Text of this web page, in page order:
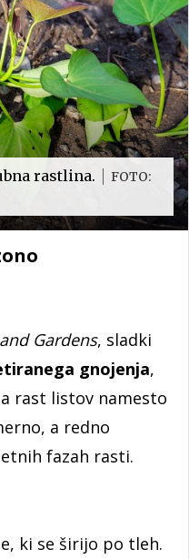
rastlina.
FOTO:
Gardens, sladki
gnojenja,
rast listov namesto
a redno
fazah rasti.
ki se širijo po tleh.